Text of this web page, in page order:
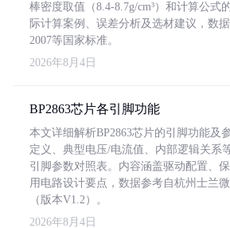
棒密度取值（8.4-8.7g/cm³）和计算公式
际计算案例、误差分析及选材建议，数
2007等国家标准。
2026年8月4日
BP2863芯片各引脚功能
本文详细解析BP2863芯片的引脚功能及
定义、典型电压/电流值、内部逻辑关系
引脚参数对照表。内容涵盖驱动配置、
用电路设计要点，数据参考自杭州士兰
（版本V1.2）。
2026年8月4日